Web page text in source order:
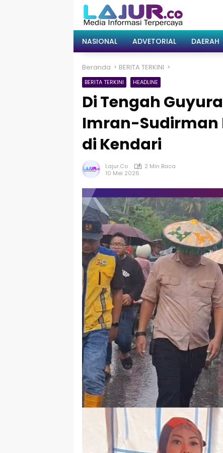
NASIONAL ADVETORIAL DAERAH
Beranda BERITA TERKINI
BERITA TERKINI HEADLINE
Di Tengah
Imran-Sudirman
di Kendari
Lajur.co
2 Min Baca
10 Mei 2026